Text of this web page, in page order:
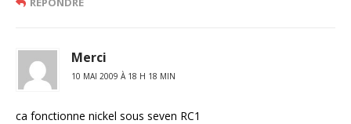
Merci
10 MAI 2009 À 18 H 18 MIN
ca fonctionne nickel sous seven RC1